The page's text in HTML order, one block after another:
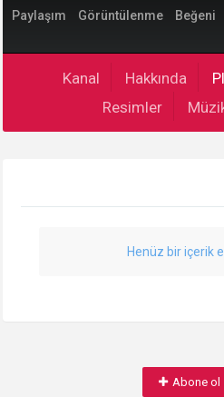
Paylaşım Görüntülenme Beğeni
Kanal Hakkında
Resimler
Henüz bir içerik
Abone ol